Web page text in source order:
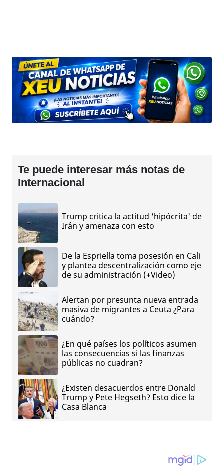
Te puede interesar más notas de
Internacional
Trump critica la actitud 'hipócrita' de
Irán y amenaza con esto
De la Espriella toma posesión en Cali
y plantea descentralización como eje
de su administración (+Video)
Alertan por presunta nueva entrada
masiva de migrantes a Ceuta ¿Para
cuándo?
¿En qué países los políticos asumen
las consecuencias si las finanzas
públicas no cuadran?
¿Existen desacuerdos entre Donald
Trump y Pete Hegseth? Esto dice la
Casa Blanca